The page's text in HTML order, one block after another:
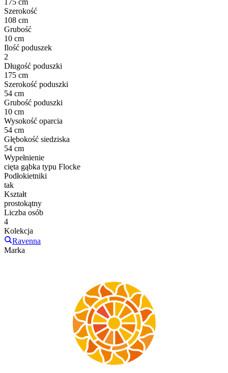
Szerokość
108 cm
Grubość
10 cm
Ilość poduszek
2
Długość poduszki
175 cm
Szerokość poduszki
54 cm
Grubość poduszki
10 cm
Wysokość oparcia
54 cm
Głębokość siedziska
54 cm
Wypełnienie
cięta gąbka typu Flocke
Podłokietniki
tak
Kształt
prostokątny
Liczba osób
4
Kolekcja
Ravenna
Marka